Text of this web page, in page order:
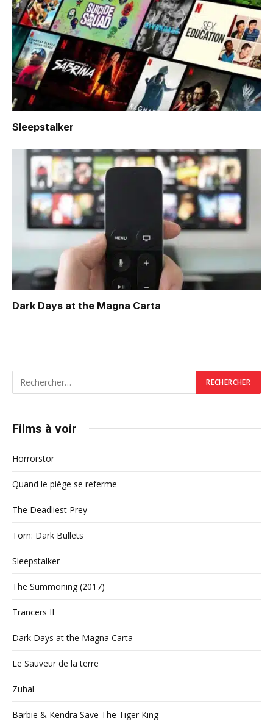
Sleepstalker
Dark Days at the Magna Carta
Films à voir
Horrorstör
Quand le piège se referme
The Deadliest Prey
Torn: Dark Bullets
Sleepstalker
The Summoning (2017)
Trancers II
Dark Days at the Magna Carta
Le Sauveur de la terre
Zuhal
Barbie & Kendra Save The Tiger King